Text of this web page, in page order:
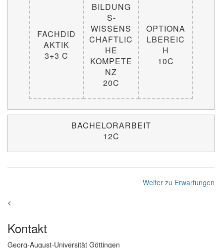
FACHDID
AKTIK
3+3 C
BILDUNG
S­
WISSENS
CHAFTLIC
HE
KOMPETE
NZ
20C
OPTIONA
LBEREIC
H
10C
BACHELORARBEIT
12C
Weiter zu Erwartungen
<
Kontakt
Georg-August-Universität Göttingen